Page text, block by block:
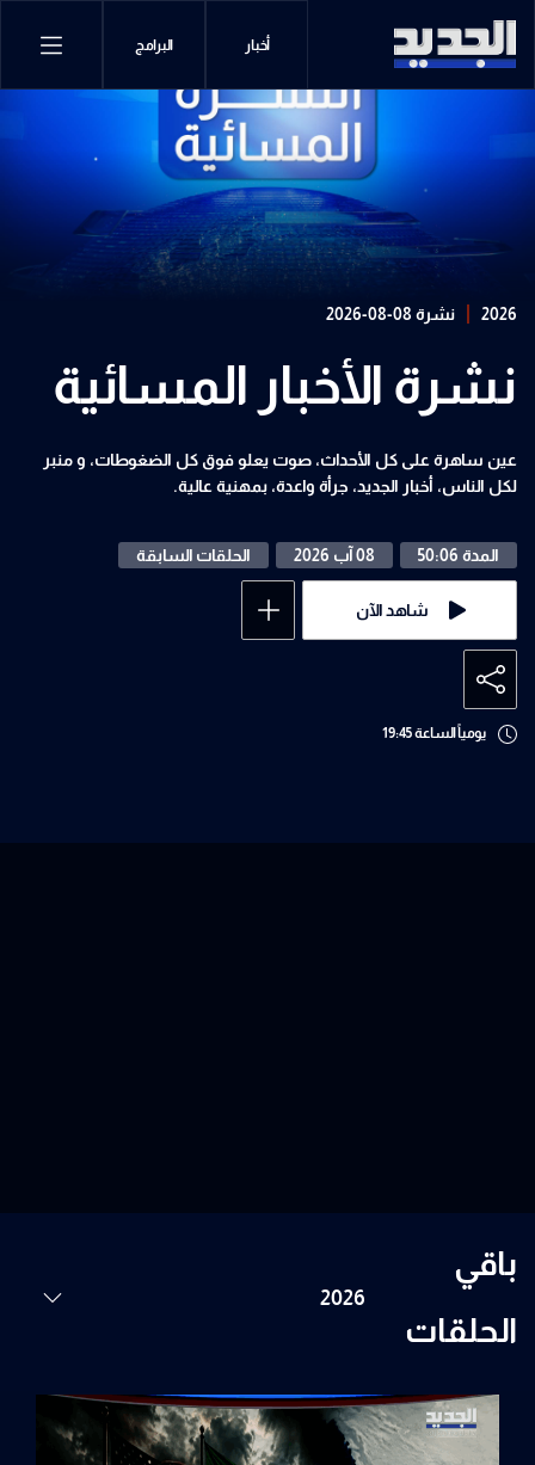
أخبار البرامج
2026 نشرة 08-08-2026
نشرة الأخبار المسائية
عين ساهرة على كل الأحداث، صوت يعلو فوق كل الضغوطات، و منبر
لكل الناس، أخبار الجديد، جرأة واعدة، بمهنية عالية.
المدة 50:06 08 آب 2026 الحلقات السابقة
شاهد الآن
يومياً الساعة 19:45
باقي
الحلقات